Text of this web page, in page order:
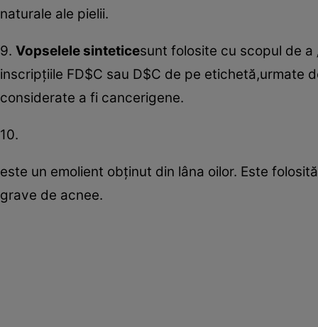
naturale ale pielii.
9. Vopselele sinteticesunt folosite cu scopul de
inscripţiile FD$C sau D$C de pe etichetă,urmate
considerate a fi cancerigene.
10.
este un emolient obţinut din lâna oilor. Este
grave de acnee.